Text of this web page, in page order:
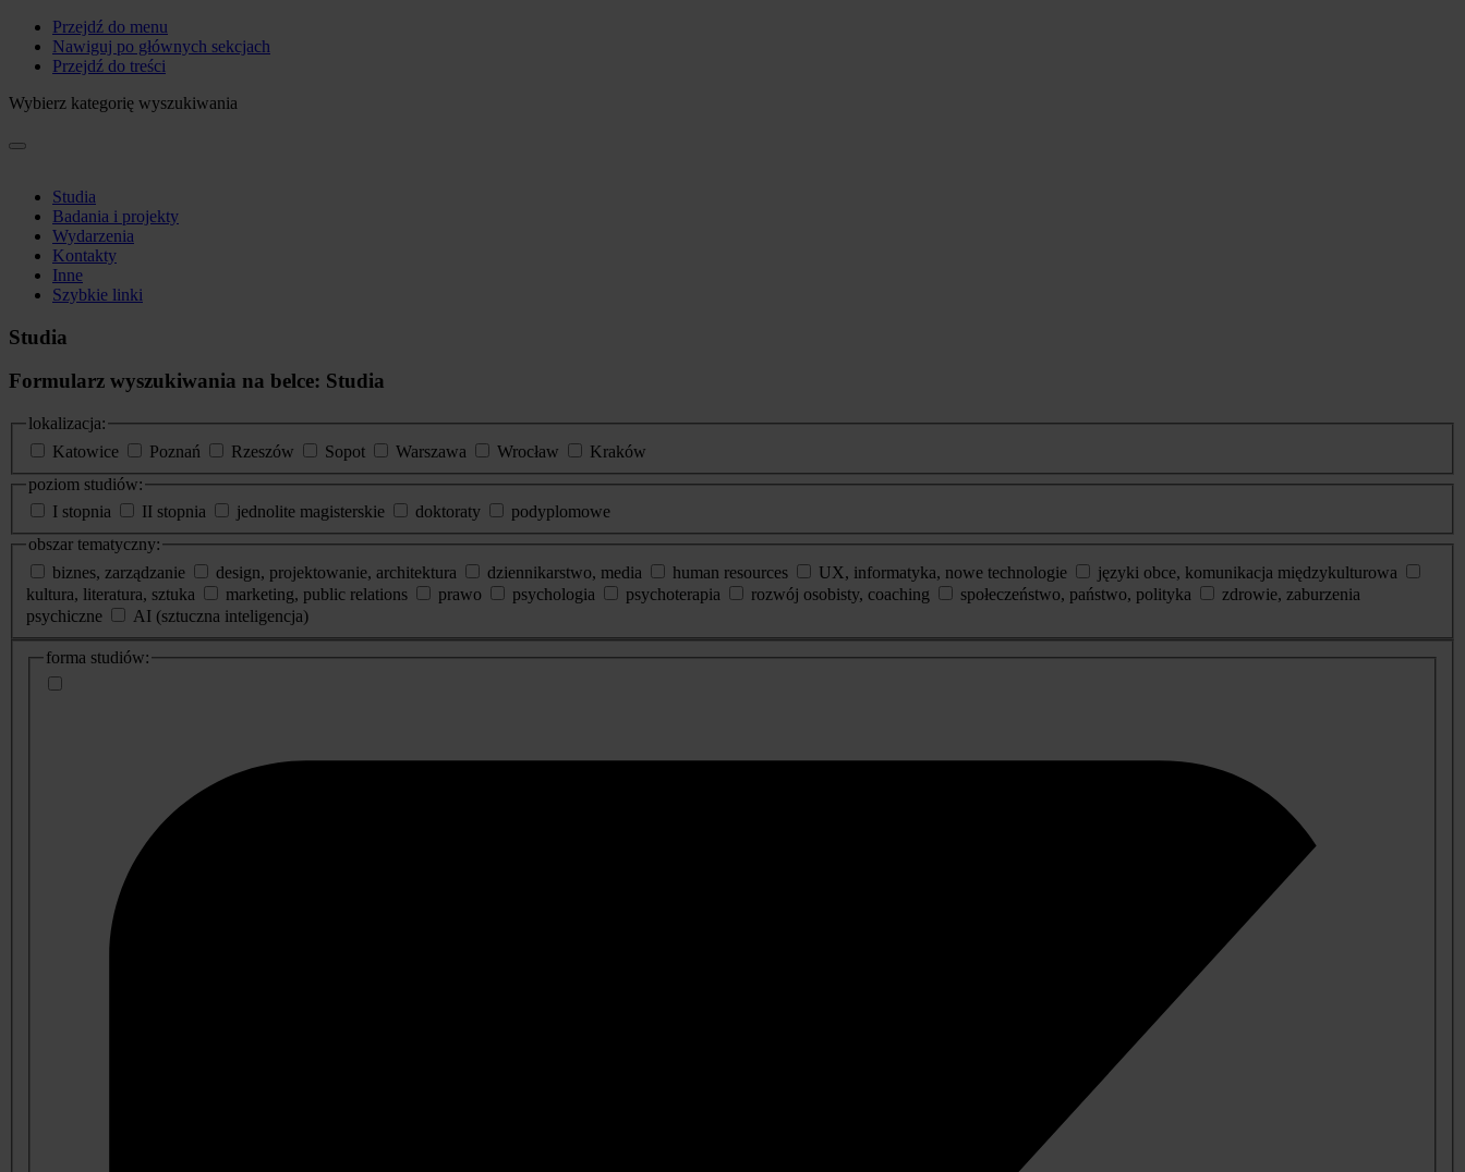
Przejdź do menu
Nawiguj po głównych sekcjach
Przejdź do treści
Wybierz kategorię wyszukiwania
Studia
Badania i projekty
Wydarzenia
Kontakty
Inne
Szybkie linki
Studia
Formularz wyszukiwania na belce: Studia
lokalizacja:
Katowice
Poznań Rzeszów Sopot Warszawa Wrocław
Kraków
poziom studiów:
I stopnia
II stopnia jednolite magisterskie doktoraty
podyplomowe
obszar tematyczny:
biznes, zarządzanie
design, projektowanie, architektura dziennikarstwo, media human resources UX, informatyka, nowe technologie
języki obce, komunikacja międzykulturowa
kultura, literatura, sztuka
marketing, public relations prawo psychologia psychoterapia rozwój osobisty, coaching społeczeństwo, państwo, polityka
zdrowie, zaburzenia
psychiczne
AI (sztuczna inteligencja)
dodatkowe
informacje
forma studiów: